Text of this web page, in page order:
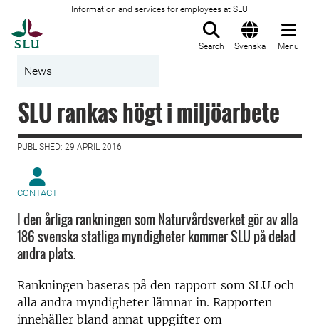
Information and services for employees at SLU
Search Svenska Menu
News
SLU rankas högt i miljöarbete
PUBLISHED: 29 APRIL 2016
CONTACT
I den årliga rankningen som Naturvårdsverket gör av alla
186 svenska statliga myndigheter kommer SLU på delad
andra plats.
Rankningen baseras på den rapport som SLU och
alla andra myndigheter lämnar in. Rapporten
innehåller bland annat uppgifter om